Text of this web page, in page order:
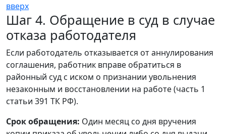
вверх
Шаг 4. Обращение в суд в случае
отказа работодателя
Если работодатель отказывается от аннулирования
соглашения, работник вправе обратиться в
районный суд с иском о признании увольнения
незаконным и восстановлении на работе (часть 1
статьи 391 ТК РФ).
Срок обращения: Один месяц со дня вручения